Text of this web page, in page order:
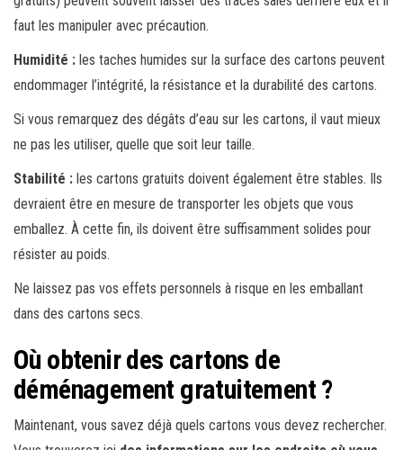
faut les manipuler avec précaution.
Humidité : les taches humides sur la surface des cartons peuvent
endommager l’intégrité, la résistance et la durabilité des cartons.
Si vous remarquez des dégâts d’eau sur les cartons, il vaut mieux
ne pas les utiliser, quelle que soit leur taille.
Stabilité : les cartons gratuits doivent également être stables. Ils
devraient être en mesure de transporter les objets que vous
emballez. À cette fin, ils doivent être suffisamment solides pour
résister au poids.
Ne laissez pas vos effets personnels à risque en les emballant
dans des cartons secs.
Où obtenir des cartons de
déménagement gratuitement ?
Maintenant, vous savez déjà quels cartons vous devez rechercher.